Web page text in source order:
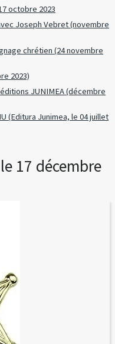
octobre 2023
Joseph Vebret (novembre
chrétien (24 novembre
2023)
JUNIMEA (décembre
(Editura Junimea, le 04 juillet
17 décembre